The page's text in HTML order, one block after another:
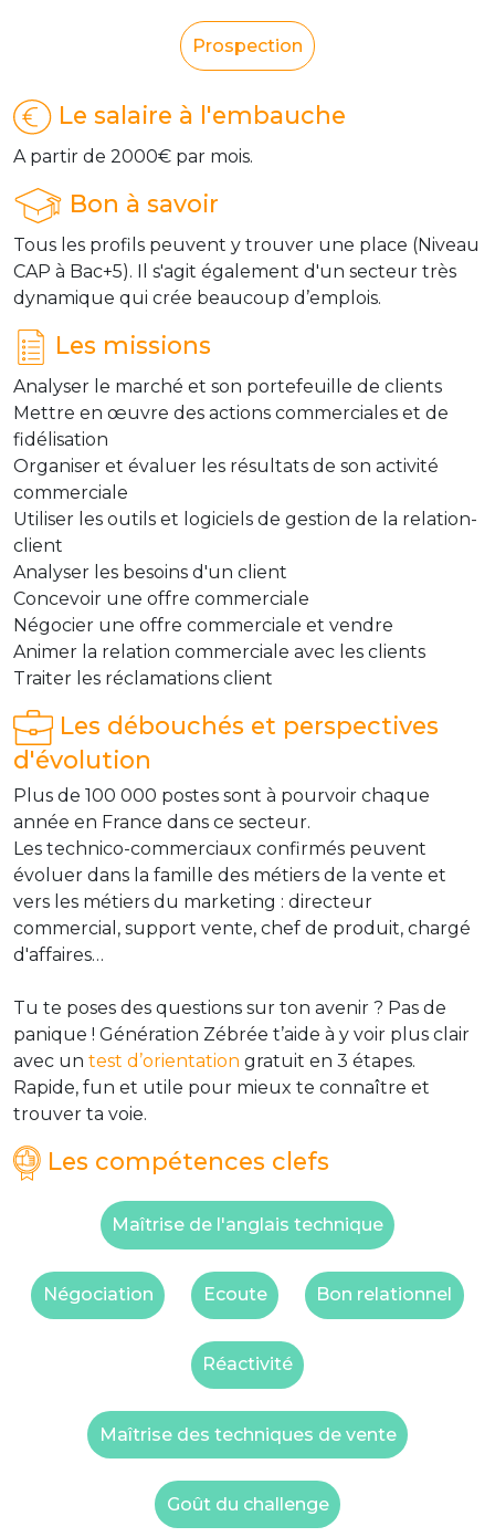
Prospection
Le salaire à l'embauche
A partir de 2000€ par mois.
Bon à savoir
Tous les profils peuvent y trouver une place (Niveau
CAP à Bac+5). Il s'agit également d'un secteur très
dynamique qui crée beaucoup d’emplois.
Les missions
Analyser le marché et son portefeuille de clients
Mettre en œuvre des actions commerciales et de
fidélisation
Organiser et évaluer les résultats de son activité
commerciale
Utiliser les outils et logiciels de gestion de la relation-
client
Analyser les besoins d'un client
Concevoir une offre commerciale
Négocier une offre commerciale et vendre
Animer la relation commerciale avec les clients
Traiter les réclamations client
Les débouchés et perspectives
d'évolution
Plus de 100 000 postes sont à pourvoir chaque
année en France dans ce secteur.
Les technico-commerciaux confirmés peuvent
évoluer dans la famille des métiers de la vente et
vers les métiers du marketing : directeur
commercial, support vente, chef de produit, chargé
d'affaires…
Tu te poses des questions sur ton avenir ? Pas de
panique ! Génération Zébrée t’aide à y voir plus clair
avec un test d’orientation gratuit en 3 étapes.
Rapide, fun et utile pour mieux te connaître et
trouver ta voie.
Les compétences clefs
Maîtrise de l'anglais technique
Négociation Ecoute Bon relationnel
Réactivité
Maîtrise des techniques de vente
Goût du challenge